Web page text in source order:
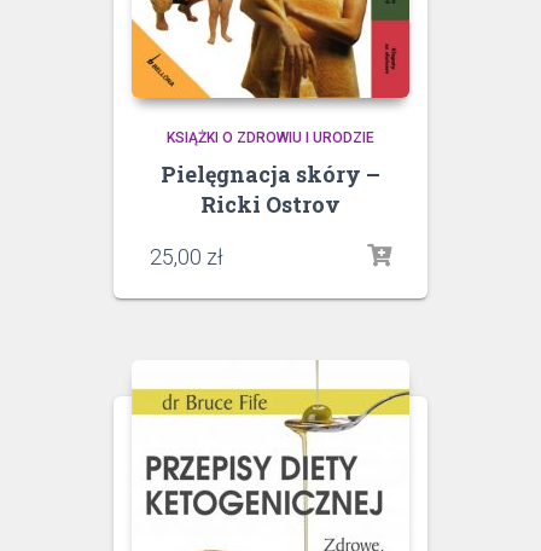
KSIĄŻKI O ZDROWIU I URODZIE
Pielęgnacja skóry –
Ricki Ostrov
25,00 zł